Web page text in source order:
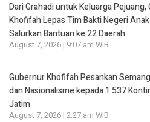
Dari Grahadi untuk Keluarga Pejuang,
Khofifah Lepas Tim Bakti Negeri
Salurkan Bantuan ke 22 Daerah
August 7, 2026 | 9:07 am WIB
Gubernur Khofifah Pesankan
dan Nasionalisme kepada 1.537
Jatim
August 7, 2026 | 2:27 am WIB